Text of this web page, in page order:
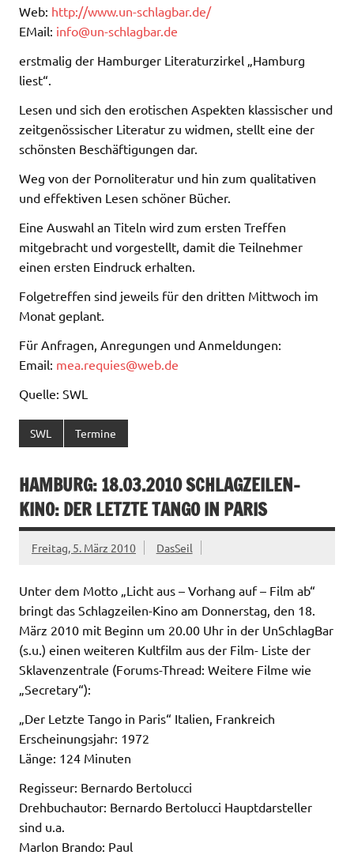
Web: http://www.un-schlagbar.de/
EMail: info@un-schlagbar.de
erstmalig der Hamburger Literaturzirkel „Hamburg
liest“.
Lesen und sich den erotischen Aspekten klassischer und
zeitgenössischer Literatur zu widmen, stellt eine der
schönsten Beschäftigungen dar.
Weg von der Pornoliteratur und hin zum qualitativen
und effektiven Lesen schöner Bücher.
Eine Auswahl an Titeln wird zum ersten Treffen
mitgebracht und vorgestellt, damit die Teilnehmer
einen ersten Eindruck erhalten.
Folgetreffen sind jeweils für den dritten Mittwoch im
Monat geplant.
Für Anfragen, Anregungen und Anmeldungen:
Email: mea.requies@web.de
Quelle: SWL
SWL Termine
HAMBURG: 18.03.2010 SCHLAGZEILEN-
KINO: DER LETZTE TANGO IN PARIS
Freitag, 5. März 2010 DasSeil
Unter dem Motto „Licht aus – Vorhang auf – Film ab“
bringt das Schlagzeilen-Kino am Donnerstag, den 18.
März 2010 mit Beginn um 20.00 Uhr in der UnSchlagBar
(s.u.) einen weiteren Kultfilm aus der Film- Liste der
Sklavenzentrale (Forums-Thread: Weitere Filme wie
„Secretary“):
„Der Letzte Tango in Paris“ Italien, Frankreich
Erscheinungsjahr: 1972
Länge: 124 Minuten
Regisseur: Bernardo Bertolucci
Drehbuchautor: Bernardo Bertolucci Hauptdarsteller
sind u.a.
Marlon Brando: Paul